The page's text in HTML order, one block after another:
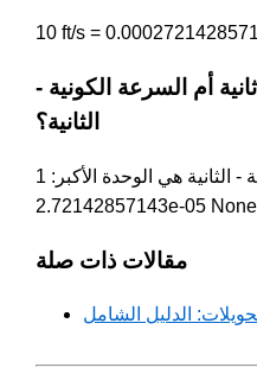
10 ft/s =
أم السرعة الكونية -
الثانية؟
السرعة الكونية - الثانية هي الوحدة الأكبر: 1 ft/s تساوي فقط
2.72142857143e-05
مقالات ذات صلة
الدليل الشامل